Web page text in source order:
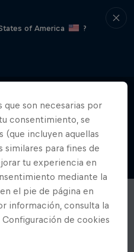
of America
?
que son necesarias por
consentimiento, se
(que incluyen aquellas
para fines de
tu experiencia en
mediante la
el pie de página en
información, consulta la
Configuración de cookies